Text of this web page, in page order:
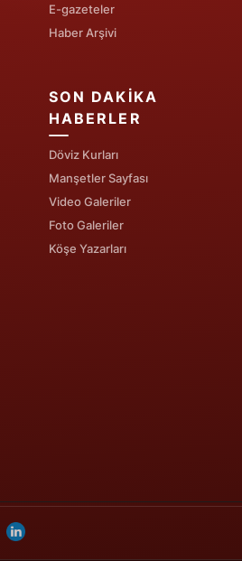
E-gazeteler
Haber Arşivi
SON DAKIKA
HABERLER
Döviz Kurları
Manşetler Sayfası
Video Galeriler
Foto Galeriler
Köşe Yazarları